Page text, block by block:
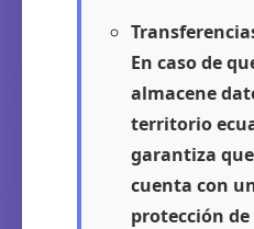
En caso de
almacene
territorio
garantiza
cuenta con
protección